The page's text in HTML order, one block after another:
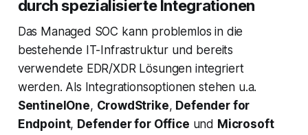
durch spezialisierte Integrationen
Das Managed SOC kann problemlos in die
bestehende IT-Infrastruktur und bereits
verwendete EDR/XDR Lösungen integriert
werden. Als Integrationsoptionen stehen u.a.
SentinelOne, CrowdStrike, Defender for
Endpoint, Defender for Office und Microsoft